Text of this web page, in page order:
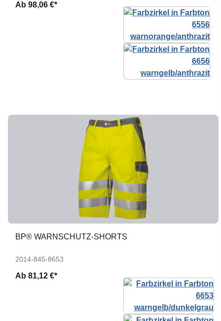
Ab 98,06 €*
BP® WARNSCHUTZ-SHORTS
2014-845-8653
Ab 81,12 €*